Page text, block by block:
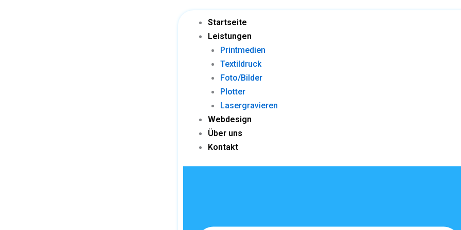
Startseite
Leistungen
Printmedien
Textildruck
Foto/Bilder
Plotter
Lasergravieren
Webdesign
Über uns
Kontakt